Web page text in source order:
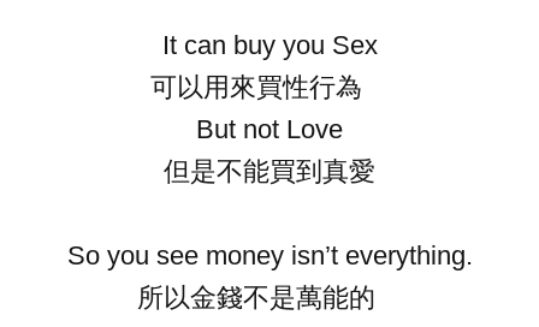
It can buy you Sex
可以用來買性行為
But not Love
但是不能買到真愛
So you see money isn’t everything.
所以金錢不是萬能的